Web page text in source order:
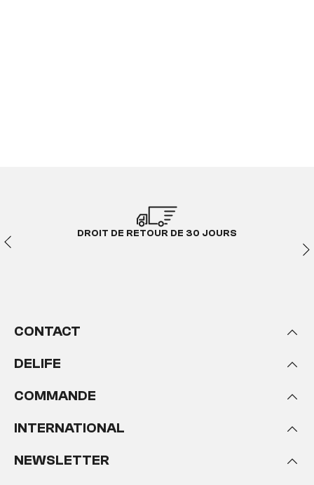
DROIT DE RETOUR DE 30 JOURS
CONTACT
DELIFE
COMMANDE
INTERNATIONAL
NEWSLETTER